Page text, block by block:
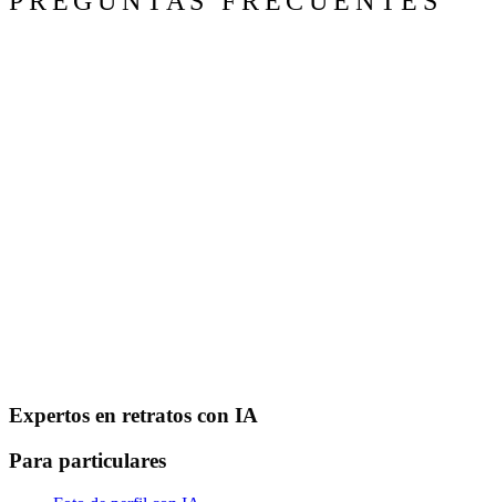
Expertos en retratos con IA
Para particulares